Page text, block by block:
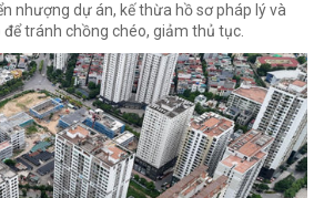
nhượng dự án, kế thừa hồ sơ pháp lý và
tránh chồng chéo, giảm thủ tục.